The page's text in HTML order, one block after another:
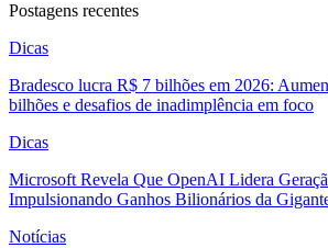
Postagens recentes
Dicas
Bradesco lucra R$ 7 bilhões em 2026:
bilhões e desafios de inadimplência em foco
Dicas
Microsoft Revela Que OpenAI Lidera
Impulsionando Ganhos Bilionários da
Notícias